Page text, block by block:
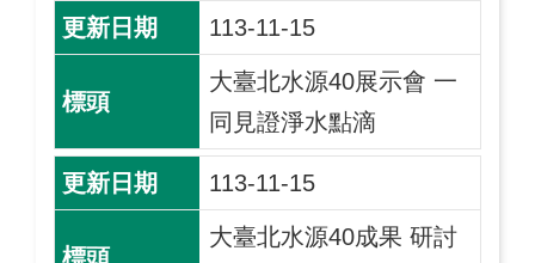
113-11-15
大臺北水源40展示會 一
同見證淨水點滴
113-11-15
大臺北水源40成果 研討